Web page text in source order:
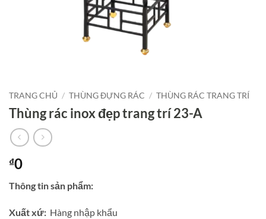
TRANG CHỦ / THÙNG ĐỰNG RÁC / THÙNG RÁC TRANG TRÍ
Thùng rác inox đẹp trang trí 23-A
₫0
Thông tin sản phẩm:
Xuất xứ: Hàng nhập khẩu